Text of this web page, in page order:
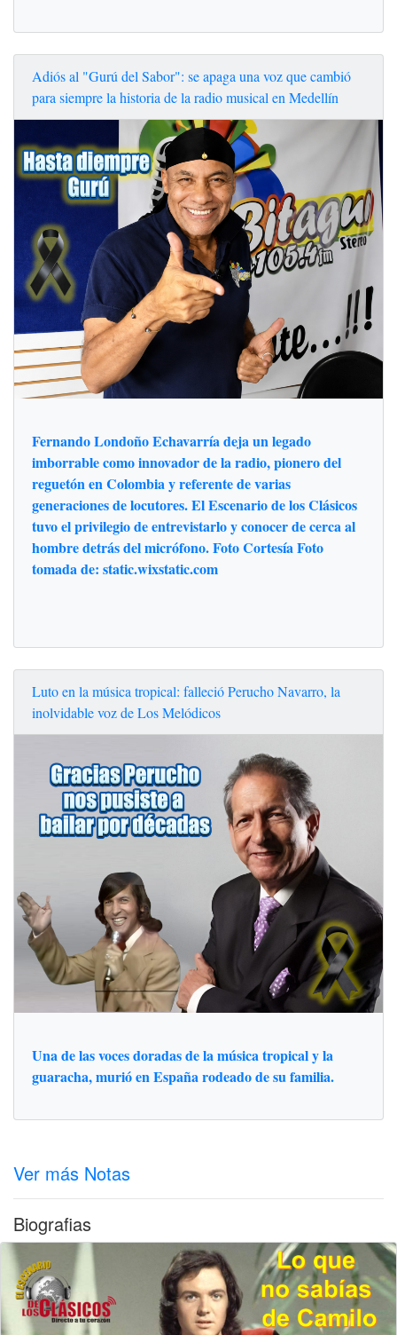
Adiós al "Gurú del Sabor": se apaga una voz que cambió
para siempre la historia de la radio musical en Medellín
Fernando Londoño Echavarría deja un legado
imborrable como innovador de la radio, pionero del
reguetón en Colombia y referente de varias
generaciones de locutores. El Escenario de los Clásicos
tuvo el privilegio de entrevistarlo y conocer de cerca al
hombre detrás del micrófono. Foto Cortesía Foto
tomada de: static.wixstatic.com
Luto en la música tropical: falleció Perucho Navarro, la
inolvidable voz de Los Melódicos
Una de las voces doradas de la música tropical y la
guaracha, murió en España rodeado de su familia.
Ver más Notas
Biografias